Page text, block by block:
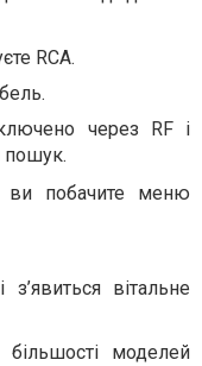
RCA.
через RF і
пошук.
ви побачите меню
вітальне
моделей